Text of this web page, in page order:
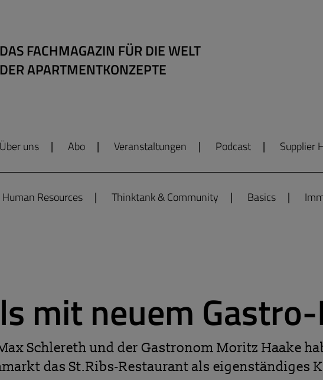
DAS FACHMAGAZIN FÜR DIE WELT
DER APARTMENTKONZEPTE
Über uns Abo Veranstaltungen Podcast Supplier
Human Resources Thinktank & Community Basics
mit neuem
Schlereth und der Gastronom Moritz Haake
das St.Ribs-Restaurant als eigenständiges